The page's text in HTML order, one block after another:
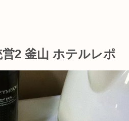
2 釜山 ホテルレポ